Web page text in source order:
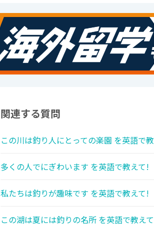
関連する質問
この川は釣り人にとっての楽園 を英語で
多くの人でにぎわいます を英語で教えて!
私たちは釣りが趣味です を英語で教えて!
この湖は夏には釣りの名所 を英語で教え